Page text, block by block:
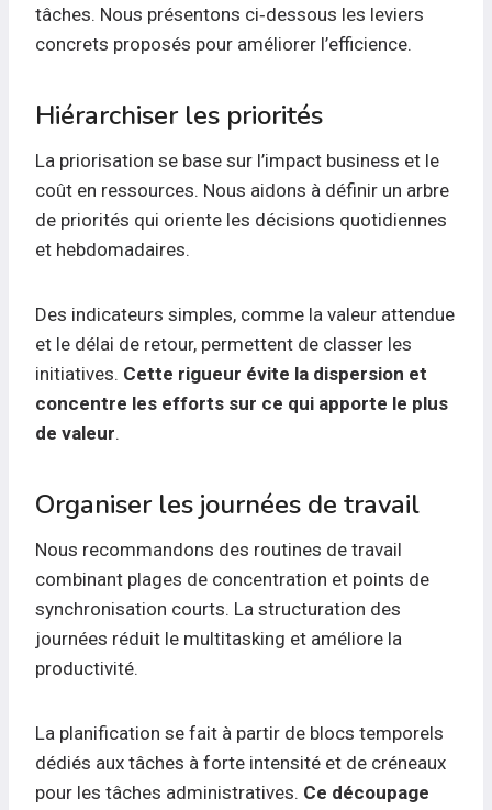
tâches. Nous présentons ci‑dessous les leviers
concrets proposés pour améliorer l’efficience.
Hiérarchiser les priorités
La priorisation se base sur l’impact business et le
coût en ressources. Nous aidons à définir un arbre
de priorités qui oriente les décisions quotidiennes
et hebdomadaires.
Des indicateurs simples, comme la valeur attendue
et le délai de retour, permettent de classer les
initiatives. Cette rigueur évite la dispersion et
concentre les efforts sur ce qui apporte le plus
de valeur.
Organiser les journées de travail
Nous recommandons des routines de travail
combinant plages de concentration et points de
synchronisation courts. La structuration des
journées réduit le multitasking et améliore la
productivité.
La planification se fait à partir de blocs temporels
dédiés aux tâches à forte intensité et de créneaux
pour les tâches administratives. Ce découpage